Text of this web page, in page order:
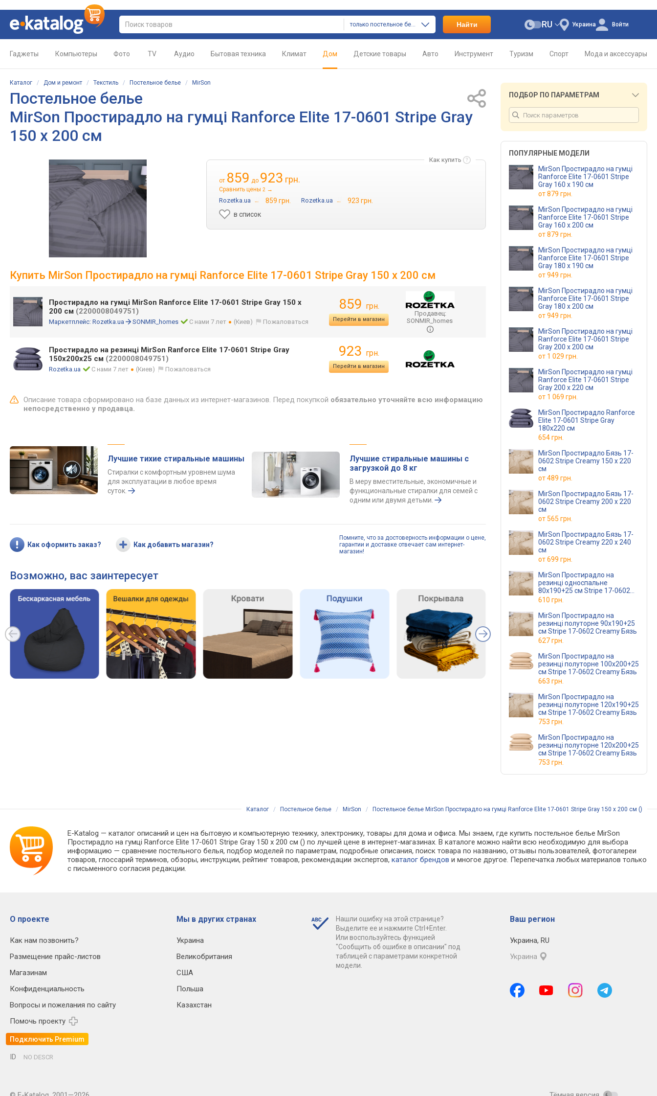
только постельное белье Найти Украина
RU Войти
Гаджеты Компьютеры Фото TV Аудио Бытовая техника Климат Дом Детские товары Авто Инструмент Туризм Спорт Мода и аксессуары
Каталог / Дом и ремонт / Текстиль / Постельное белье / MirSon
Постельное белье
MirSon Простирадло на гумці Ranforce Elite 17-0601 Stripe Gray
150 х 200 см
Как купить
от 859 до 923 грн.
Сравнить цены 2 →
Rozetka.ua → 859 грн. Rozetka.ua →
923 грн.
в список
Купить MirSon Простирадло на гумці Ranforce Elite 17-0601 Stripe Gray 150 х 200 см
Простирадло на гумці MirSon Ranforce Elite 17-0601 Stripe Gray 150 х
200 см (2200008049751)
Маркетплейс: Rozetka.ua SONMIR_homes С нами 7 лет (Киев) Пожаловаться
859 грн.
Перейти в магазин
Продавец:
SONMIR_homes
Простирадло на резинці MirSon Ranforce Elite 17-0601 Stripe Gray
150x200x25 см (2200008049751)
Rozetka.ua С нами 7 лет (Киев) Пожаловаться
923 грн.
Перейти в магазин
Описание товара сформировано на базе данных из интернет-магазинов. Перед покупкой обязательно уточняйте всю информацию
непосредственно у продавца.
Лучшие тихие стиральные машины
Стиралки с комфортным уровнем шума
для эксплуатации в любое время
суток.
Лучшие стиральные машины с
загрузкой до 8 кг
В меру вместительные, экономичные и
функциональные стиралки для семей с
одним или двумя детьми.
Как оформить заказ? Как добавить магазин?
Помните, что за достоверность информации о цене,
гарантии и доставке отвечает сам интернет-
магазин!
Возможно, вас заинтересует
ПОДБОР ПО ПАРАМЕТРАМ
ПОПУЛЯРНЫЕ МОДЕЛИ
MirSon Простирадло на гумці
Ranforce Elite 17-0601 Stripe
Gray 160 х 190 см
от879 грн.
MirSon Простирадло на гумці
Ranforce Elite 17-0601 Stripe
Gray 160 х 200 см
от879 грн.
MirSon Простирадло на гумці
Ranforce Elite 17-0601 Stripe
Gray 180 х 190 см
от949 грн.
MirSon Простирадло на гумці
Ranforce Elite 17-0601 Stripe
Gray 180 х 200 см
от949 грн.
MirSon Простирадло на гумці
Ranforce Elite 17-0601 Stripe
Gray 200 х 200 см
от 1 029 грн.
MirSon Простирадло на гумці
Ranforce Elite 17-0601 Stripe
Gray 200 х 220 см
от 1 069 грн.
MirSon Простирадло Ranforce
Elite 17-0601 Stripe Gray
180x220 см
654 грн.
MirSon Простирадло Бязь 17-
0602 Stripe Creamy 150 х 220
см
от489 грн.
MirSon Простирадло Бязь 17-
0602 Stripe Creamy 200 х 220
см
от565 грн.
MirSon Простирадло Бязь 17-
0602 Stripe Creamy 220 х 240
см
от699 грн.
MirSon Простирадло на
резинці односпальне
80x190+25 см Stripe 17-0602
Creamy Бязь
610 грн.
MirSon Простирадло на
резинці полуторне 90x190+25
см Stripe 17-0602 Creamy Бязь
627 грн.
MirSon Простирадло на
резинці полуторне 100x200+25
см Stripe 17-0602 Creamy Бязь
663 грн.
MirSon Простирадло на
резинці полуторне 120x190+25
см Stripe 17-0602 Creamy Бязь
753 грн.
MirSon Простирадло на
резинці полуторне 120x200+25
см Stripe 17-0602 Creamy Бязь
753 грн.
Каталог / Постельное белье / MirSon / Постельное белье MirSon Простирадло на гумці Ranforce Elite 17-0601 Stripe Gray 150 х 200 см ()
E-Katalog — каталог описаний и цен на бытовую и компьютерную технику, электронику, товары для дома и офиса. Мы знаем, где купить постельное белье MirSon
Простирадло на гумці Ranforce Elite 17-0601 Stripe Gray 150 х 200 см () по лучшей цене в интернет-магазинах. В каталоге можно найти всю необходимую для выбора
информацию — сравнение постельного белья, подбор моделей по параметрам, подробные описания, поиск товара по названию, отзывы пользователей, фотогалереи
товаров, глоссарий терминов, обзоры, инструкции, рейтинг товаров, рекомендации экспертов,каталог брендов и многое другое. Перепечатка любых материалов только
с письменного согласия редакции.
О проекте
Как нам позвонить?
Размещение прайс-листов
Магазинам
Конфиденциальность
Вопросы и пожелания по сайту
Помочь проекту
Подключить Premium
Мы в других странах
Украина
Великобритания
США
Польша
Казахстан
Нашли ошибку на этой странице?
Выделите ее и нажмите Ctrl+Enter.
Или воспользуйтесь функцией
"Сообщить об ошибке в описании" под
таблицей с параметрами конкретной
модели.
Ваш регион
Украина, RU
Украина
ID NO DESCR